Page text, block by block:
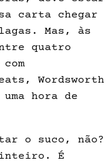
carta chegar
Mas, às
quatro
com
Wordsworth
hora de
o suco, não?
in­teiro. É